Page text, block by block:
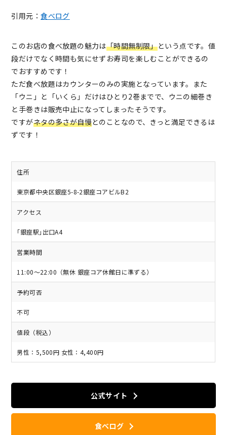
引用元：食べログ
このお店の食べ放題の魅力は「時間無制限」という点です。値
段だけでなく時間も気にせずお寿司を楽しむことができるの
でおすすめです！
ただ食べ放題はカウンターのみの実施となっています。また
「ウニ」と「いくら」だけはひとり2巻までで、ウニの細巻き
と手巻きは販売中止になってしまったそうです。
ですがネタの多さが自慢とのことなので、きっと満足できるは
ずです！
住所
東京都中央区銀座5-8-2銀座コアビルB2
アクセス
｢銀座駅｣出口A4
営業時間
11:00～22:00（無休 銀座コア休館日に準ずる）
予約可否
不可
値段（税込）
男性：5,500円 女性：4,400円
公式サイト
食べログ